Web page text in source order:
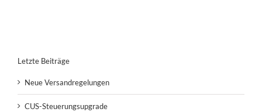
Letzte Beiträge
Neue Versandregelungen
CUS-Steuerungsupgrade